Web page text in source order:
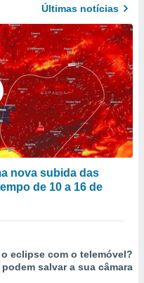
Últimas notícias
nova subida das
de 10 a 16 de
eclipse com o telemóvel?
salvar a sua câmara